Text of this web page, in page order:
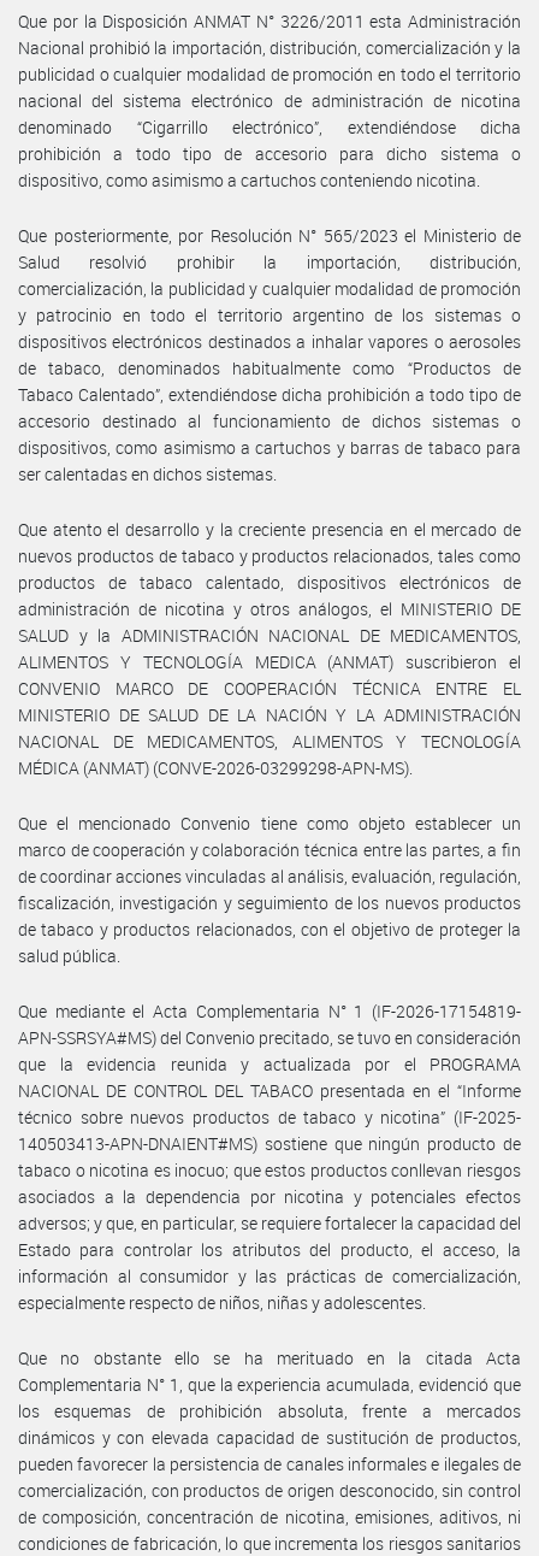
Que por la Disposición ANMAT N° 3226/2011 esta Administración
Nacional prohibió la importación, distribución, comercialización y la
publicidad o cualquier modalidad de promoción en todo el territorio
nacional del sistema electrónico de administración de nicotina
denominado “Cigarrillo electrónico”, extendiéndose dicha
prohibición a todo tipo de accesorio para dicho sistema o
dispositivo, como asimismo a cartuchos conteniendo nicotina.
Que posteriormente, por Resolución N° 565/2023 el Ministerio de
Salud resolvió prohibir la importación, distribución,
comercialización, la publicidad y cualquier modalidad de promoción
y patrocinio en todo el territorio argentino de los sistemas o
dispositivos electrónicos destinados a inhalar vapores o aerosoles
de tabaco, denominados habitualmente como “Productos de
Tabaco Calentado”, extendiéndose dicha prohibición a todo tipo de
accesorio destinado al funcionamiento de dichos sistemas o
dispositivos, como asimismo a cartuchos y barras de tabaco para
ser calentadas en dichos sistemas.
Que atento el desarrollo y la creciente presencia en el mercado de
nuevos productos de tabaco y productos relacionados, tales como
productos de tabaco calentado, dispositivos electrónicos de
administración de nicotina y otros análogos, el MINISTERIO DE
SALUD y la ADMINISTRACIÓN NACIONAL DE MEDICAMENTOS,
ALIMENTOS Y TECNOLOGÍA MEDICA (ANMAT) suscribieron el
CONVENIO MARCO DE COOPERACIÓN TÉCNICA ENTRE EL
MINISTERIO DE SALUD DE LA NACIÓN Y LA ADMINISTRACIÓN
NACIONAL DE MEDICAMENTOS, ALIMENTOS Y TECNOLOGÍA
MÉDICA (ANMAT) (CONVE-2026-03299298-APN-MS).
Que el mencionado Convenio tiene como objeto establecer un
marco de cooperación y colaboración técnica entre las partes, a fin
de coordinar acciones vinculadas al análisis, evaluación, regulación,
fiscalización, investigación y seguimiento de los nuevos productos
de tabaco y productos relacionados, con el objetivo de proteger la
salud pública.
Que mediante el Acta Complementaria N° 1 (IF-2026-17154819-
APN-SSRSYA#MS) del Convenio precitado, se tuvo en consideración
que la evidencia reunida y actualizada por el PROGRAMA
NACIONAL DE CONTROL DEL TABACO presentada en el “Informe
técnico sobre nuevos productos de tabaco y nicotina” (IF-2025-
140503413-APN-DNAIENT#MS) sostiene que ningún producto de
tabaco o nicotina es inocuo; que estos productos conllevan riesgos
asociados a la dependencia por nicotina y potenciales efectos
adversos; y que, en particular, se requiere fortalecer la capacidad del
Estado para controlar los atributos del producto, el acceso, la
información al consumidor y las prácticas de comercialización,
especialmente respecto de niños, niñas y adolescentes.
Que no obstante ello se ha merituado en la citada Acta
Complementaria N° 1, que la experiencia acumulada, evidenció que
los esquemas de prohibición absoluta, frente a mercados
dinámicos y con elevada capacidad de sustitución de productos,
pueden favorecer la persistencia de canales informales e ilegales de
comercialización, con productos de origen desconocido, sin control
de composición, concentración de nicotina, emisiones, aditivos, ni
condiciones de fabricación, lo que incrementa los riesgos sanitarios